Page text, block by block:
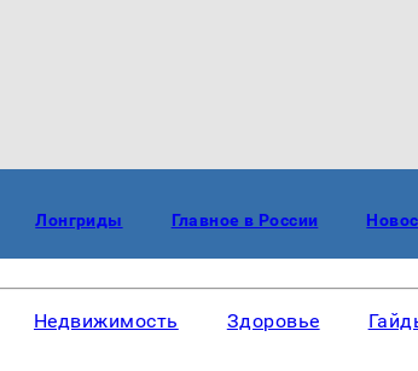
Лонгриды Главное в России
Недвижимость Здоровье